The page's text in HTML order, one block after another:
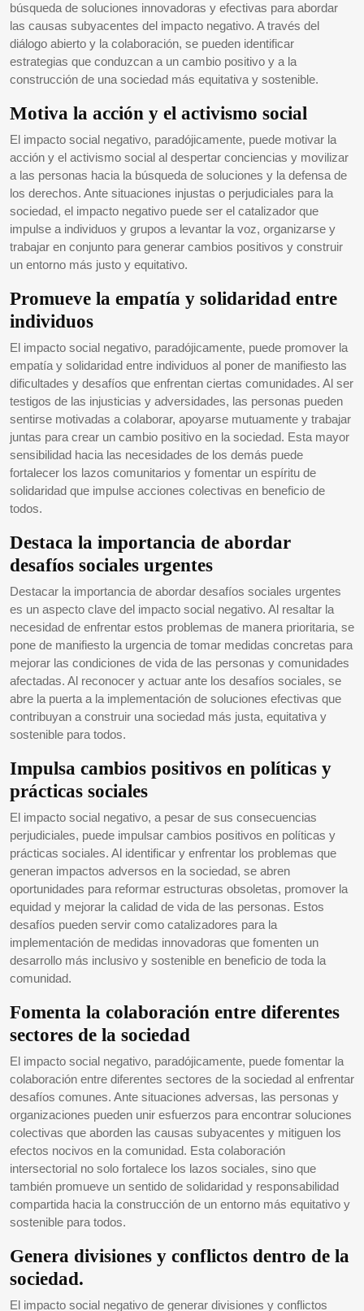
búsqueda de soluciones innovadoras y efectivas para abordar
las causas subyacentes del impacto negativo. A través del
diálogo abierto y la colaboración, se pueden identificar
estrategias que conduzcan a un cambio positivo y a la
construcción de una sociedad más equitativa y sostenible.
Motiva la acción y el activismo social
El impacto social negativo, paradójicamente, puede motivar la
acción y el activismo social al despertar conciencias y movilizar
a las personas hacia la búsqueda de soluciones y la defensa de
los derechos. Ante situaciones injustas o perjudiciales para la
sociedad, el impacto negativo puede ser el catalizador que
impulse a individuos y grupos a levantar la voz, organizarse y
trabajar en conjunto para generar cambios positivos y construir
un entorno más justo y equitativo.
Promueve la empatía y solidaridad entre
individuos
El impacto social negativo, paradójicamente, puede promover la
empatía y solidaridad entre individuos al poner de manifiesto las
dificultades y desafíos que enfrentan ciertas comunidades. Al ser
testigos de las injusticias y adversidades, las personas pueden
sentirse motivadas a colaborar, apoyarse mutuamente y trabajar
juntas para crear un cambio positivo en la sociedad. Esta mayor
sensibilidad hacia las necesidades de los demás puede
fortalecer los lazos comunitarios y fomentar un espíritu de
solidaridad que impulse acciones colectivas en beneficio de
todos.
Destaca la importancia de abordar
desafíos sociales urgentes
Destacar la importancia de abordar desafíos sociales urgentes
es un aspecto clave del impacto social negativo. Al resaltar la
necesidad de enfrentar estos problemas de manera prioritaria, se
pone de manifiesto la urgencia de tomar medidas concretas para
mejorar las condiciones de vida de las personas y comunidades
afectadas. Al reconocer y actuar ante los desafíos sociales, se
abre la puerta a la implementación de soluciones efectivas que
contribuyan a construir una sociedad más justa, equitativa y
sostenible para todos.
Impulsa cambios positivos en políticas y
prácticas sociales
El impacto social negativo, a pesar de sus consecuencias
perjudiciales, puede impulsar cambios positivos en políticas y
prácticas sociales. Al identificar y enfrentar los problemas que
generan impactos adversos en la sociedad, se abren
oportunidades para reformar estructuras obsoletas, promover la
equidad y mejorar la calidad de vida de las personas. Estos
desafíos pueden servir como catalizadores para la
implementación de medidas innovadoras que fomenten un
desarrollo más inclusivo y sostenible en beneficio de toda la
comunidad.
Fomenta la colaboración entre diferentes
sectores de la sociedad
El impacto social negativo, paradójicamente, puede fomentar la
colaboración entre diferentes sectores de la sociedad al enfrentar
desafíos comunes. Ante situaciones adversas, las personas y
organizaciones pueden unir esfuerzos para encontrar soluciones
colectivas que aborden las causas subyacentes y mitiguen los
efectos nocivos en la comunidad. Esta colaboración
intersectorial no solo fortalece los lazos sociales, sino que
también promueve un sentido de solidaridad y responsabilidad
compartida hacia la construcción de un entorno más equitativo y
sostenible para todos.
Genera divisiones y conflictos dentro de la
sociedad.
El impacto social negativo de generar divisiones y conflictos